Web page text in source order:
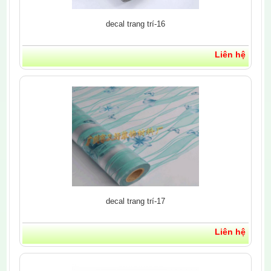
decal trang trí-16
Liên hệ
decal trang trí-17
Liên hệ